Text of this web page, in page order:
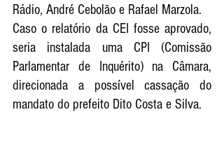
Rádio, André Cebolão e Rafael Marzola.
Caso o relatório da CEI fosse aprovado,
seria instalada uma CPI (Comissão
Parlamentar de Inquérito) na Câmara,
direcionada a possível cassação do
mandato do prefeito Dito Costa e Silva.